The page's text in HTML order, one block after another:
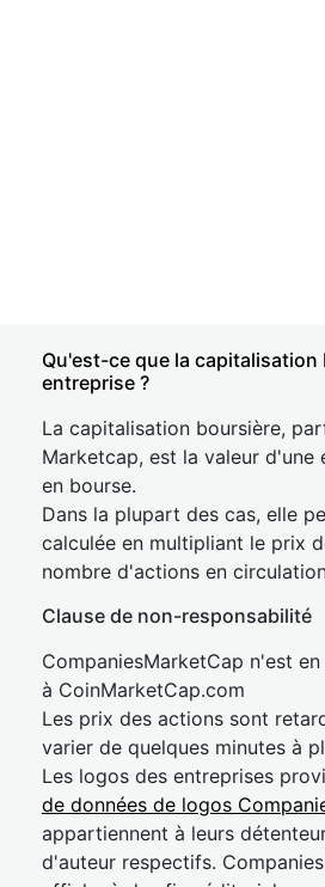
Qu'est-ce que la capitalisation
entreprise ?
La capitalisation boursière,
Marketcap, est la valeur d'une
en bourse.
Dans la plupart des cas, elle
calculée en multipliant le prix
nombre d'actions en
Clause de non-responsabilité
CompaniesMarketCap n'est
à CoinMarketCap.com
Les prix des actions sont
varier de quelques minutes à
Les logos des entreprises
de données de logos
appartiennent à leurs
d'auteur respectifs.